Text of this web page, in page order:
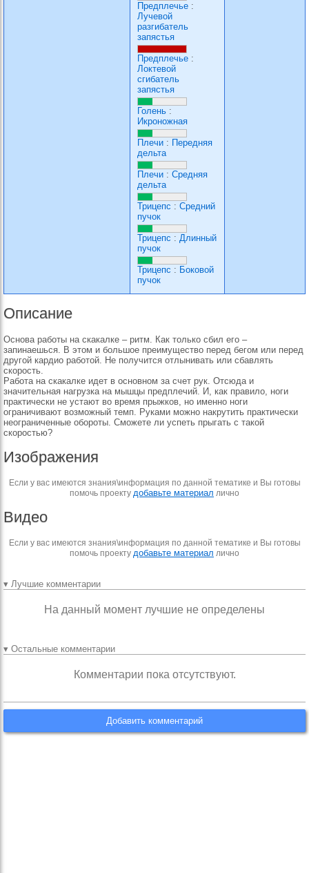
Предплечье :
Лучевой
разгибатель
запястья
Предплечье :
Локтевой
сгибатель
запястья
Голень :
Икроножная
Плечи : Передняя
дельта
Плечи : Средняя
дельта
Трицепс : Средний
пучок
Трицепс : Длинный
пучок
Трицепс : Боковой
пучок
Описание
Основа работы на скакалке – ритм. Как только сбил его –
запинаешься. В этом и большое преимущество перед бегом или перед
другой кардио работой. Не получится отлынивать или сбавлять
скорость.
Работа на скакалке идет в основном за счет рук. Отсюда и
значительная нагрузка на мышцы предплечий. И, как правило, ноги
практически не устают во время прыжков, но именно ноги
ограничивают возможный темп. Руками можно накрутить практически
неограниченные обороты. Сможете ли успеть прыгать с такой
скоростью?
Изображения
Если у вас имеются знания\информация по данной тематике и Вы готовы
помочь проекту добавьте материал лично
Видео
Если у вас имеются знания\информация по данной тематике и Вы готовы
помочь проекту добавьте материал лично
▾ Лучшие комментарии
На данный момент лучшие не определены
▾ Остальные комментарии
Комментарии пока отсутствуют.
Добавить комментарий